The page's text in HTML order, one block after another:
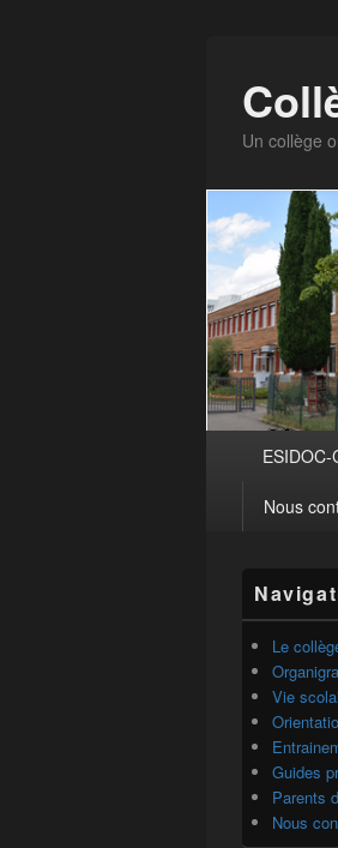
Un collège
principalESIDOC-
Nous
principale
de
widget
pour
barre
latérale
Le
Vie
Guides
Parents
Nous